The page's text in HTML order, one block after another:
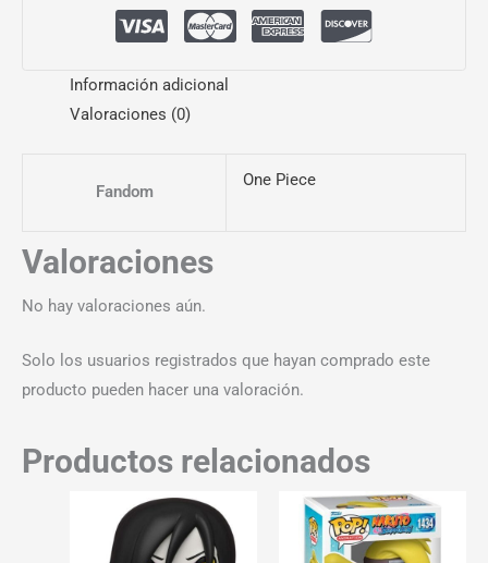
Información adicional
Valoraciones (0)
Fandom
One Piece
Valoraciones
No hay valoraciones aún.
Solo los usuarios registrados que hayan comprado este
producto pueden hacer una valoración.
Productos relacionados